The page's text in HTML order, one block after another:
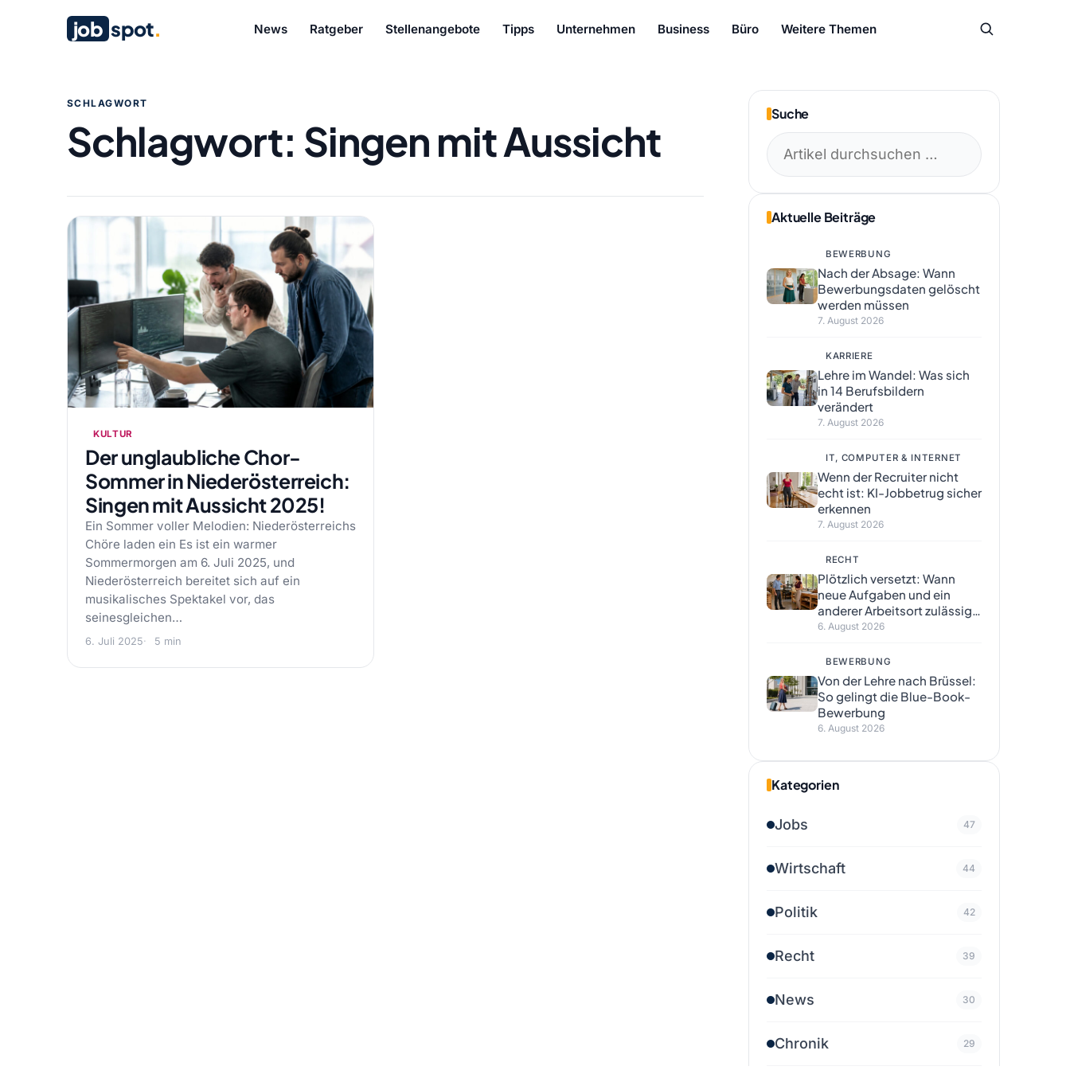
job spot. News Ratgeber Stellenangebote Tipps Unternehmen Business Büro Weitere Themen
SCHLAGWORT
Schlagwort: Singen mit Aussicht
KULTUR
Der unglaubliche Chor-
Sommer in Niederösterreich:
Singen mit Aussicht 2025!
Ein Sommer voller Melodien: Niederösterreichs
Chöre laden ein Es ist ein warmer
Sommermorgen am 6. Juli 2025, und
Niederösterreich bereitet sich auf ein
musikalisches Spektakel vor, das
seinesgleichen…
6. Juli 2025 5 min
Suche
Aktuelle Beiträge
BEWERBUNG
Nach der Absage: Wann
Bewerbungsdaten gelöscht
werden müssen
7. August 2026
KARRIERE
Lehre im Wandel: Was sich
in 14 Berufsbildern
verändert
7. August 2026
IT, COMPUTER & INTERNET
Wenn der Recruiter nicht
echt ist: KI-Jobbetrug sicher
erkennen
7. August 2026
RECHT
Plötzlich versetzt: Wann
neue Aufgaben und ein
anderer Arbeitsort zulässig
sind
6. August 2026
BEWERBUNG
Von der Lehre nach Brüssel:
So gelingt die Blue-Book-
Bewerbung
6. August 2026
Kategorien
Jobs 47
Wirtschaft 44
Politik 42
Recht 39
News 30
Chronik 29